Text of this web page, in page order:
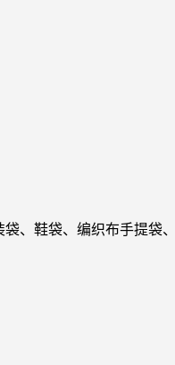
、鞋袋、编织布手提袋